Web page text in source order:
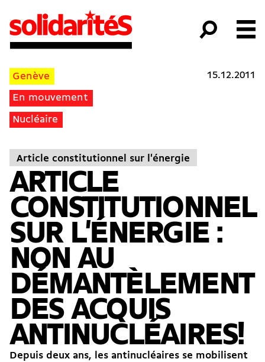
Genève
En mouvement
Nucléaire
15.12.2011
Article constitutionnel sur l'énergie
ARTICLE
CONSTITUTIONNEL
SUR L'ÉNERGIE :
NON AU
DÉMANTÈLEMENT
DES ACQUIS
ANTINUCLÉAIRES!
Depuis deux ans, les antinucléaires se mobilisent